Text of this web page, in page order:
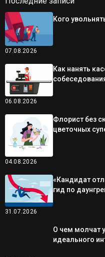
07.08.2026
Кого
06.08.2026
Как нанять
04.08.2026
Флорист без
цветочных
31.07.2026
«Кандидат
гид по
О чем молчат
идеального